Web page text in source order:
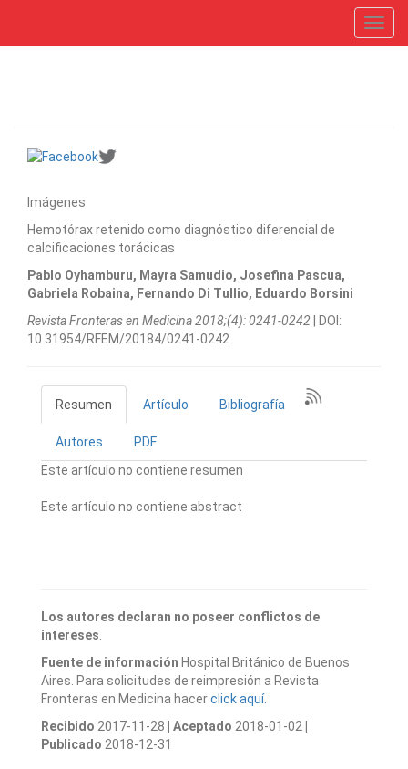
Imágenes
Hemotórax retenido como diagnóstico diferencial de
calcificaciones torácicas
Pablo Oyhamburu, Mayra Samudio, Josefina Pascua,
Gabriela Robaina, Fernando Di Tullio, Eduardo Borsini
Revista Fronteras en Medicina 2018;(4): 0241-0242 | DOI:
10.31954/RFEM/20184/0241-0242
Resumen Artículo Bibliografía
Autores
PDF
Este artículo no contiene resumen
Este artículo no contiene abstract
Los autores declaran no poseer conflictos de
intereses.
Fuente de información Hospital Británico de Buenos
Aires. Para solicitudes de reimpresión a Revista
Fronteras en Medicina hacerclick aquí.
Recibido 2017-11-28 | Aceptado 2018-01-02
Publicado 2018-12-31